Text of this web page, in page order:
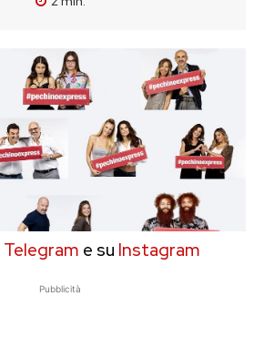
Telegram e su Instagram
Pubblicità